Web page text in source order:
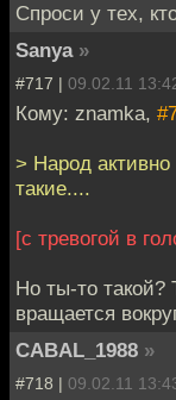
Спроси у тех,
Sanya »
#717 | 09.02.11
Кому: znamka,
> Народ
такие....
[с тревогой в
Но ты-то
вращается
CABAL_1988 »
#718 | 09.02.11